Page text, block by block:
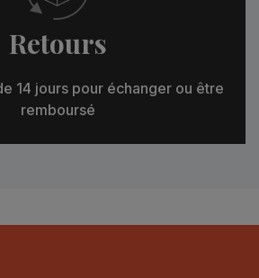
Retours
14 jours pour échanger ou être
remboursé